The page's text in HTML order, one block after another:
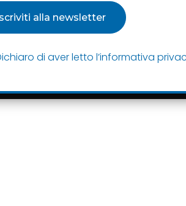
Kami-Nari Viaggi Srl P. IVA
Autorizzazione Provincia di Roma: N°
Certificato n. A/148.294/2/
di aver letto l’informativa